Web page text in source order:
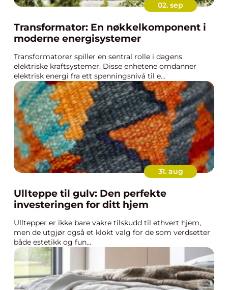
02. sep
Transformator: En nøkkelkomponent i
moderne energisystemer
Transformatorer spiller en sentral rolle i dagens
elektriske kraftsystemer. Disse enhetene omdanner
elektrisk energi fra ett spenningsnivå til e...
31. aug
Ullteppe til gulv: Den perfekte
investeringen for ditt hjem
Ulltepper er ikke bare vakre tilskudd til ethvert hjem,
men de utgjør også et klokt valg for de som verdsetter
både estetikk og fun...